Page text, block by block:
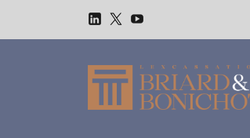
LinkedIn
TwitterYoutube